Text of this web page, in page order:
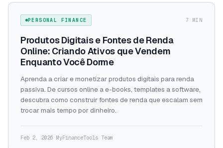
PERSONAL FINANCE 7 MIN
Produtos Digitais e Fontes de Renda
Online: Criando Ativos que Vendem
Enquanto Você Dorme
Aprenda a criar e monetizar produtos digitais para renda
passiva. De cursos online a e-books, templates a software,
descubra como construir fontes de renda que escalam sem
trocar mais tempo por dinheiro.
Feb 2, 2026 · MyFinanceTools Team